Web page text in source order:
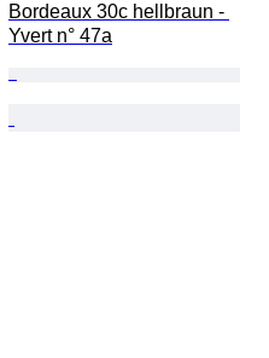
Bordeaux 30c hellbraun -
Yvert n° 47a